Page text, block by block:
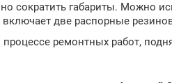
сократить габариты. Можно
две распорные
ремонтных работ,